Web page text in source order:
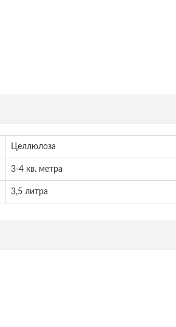
Целлюлоза
3-4 кв. метра
3,5 литра